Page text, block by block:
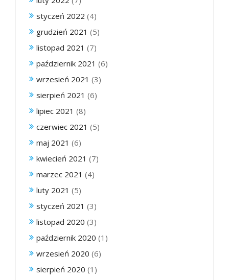
styczeń 2022 (4)
grudzień 2021 (5)
listopad 2021 (7)
październik 2021 (6)
wrzesień 2021 (3)
sierpień 2021 (6)
lipiec 2021 (8)
czerwiec 2021 (5)
maj 2021 (6)
kwiecień 2021 (7)
marzec 2021 (4)
luty 2021 (5)
styczeń 2021 (3)
listopad 2020 (3)
październik 2020 (1)
wrzesień 2020 (6)
sierpień 2020 (1)